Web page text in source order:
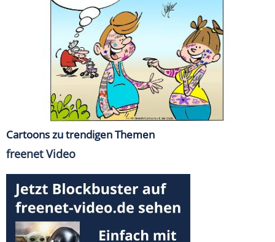
Cartoons zu trendigen Themen
freenet Video